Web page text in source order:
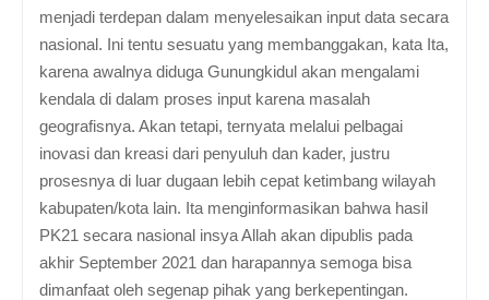
menjadi terdepan dalam menyelesaikan input data secara
nasional. Ini tentu sesuatu yang membanggakan, kata Ita,
karena awalnya diduga Gunungkidul akan mengalami
kendala di dalam proses input karena masalah
geografisnya. Akan tetapi, ternyata melalui pelbagai
inovasi dan kreasi dari penyuluh dan kader, justru
prosesnya di luar dugaan lebih cepat ketimbang wilayah
kabupaten/kota lain. Ita menginformasikan bahwa hasil
PK21 secara nasional insya Allah akan dipublis pada
akhir September 2021 dan harapannya semoga bisa
dimanfaat oleh segenap pihak yang berkepentingan.